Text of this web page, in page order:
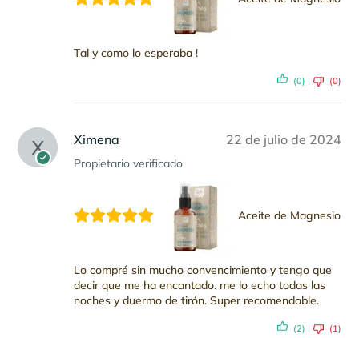
Tal y como lo esperaba !
(0) (0)
Ximena
Propietario verificado
22 de julio de 2024
Aceite de Magnesio
Lo compré sin mucho convencimiento y tengo que
decir que me ha encantado. me lo echo todas las
noches y duermo de tirón. Super recomendable.
(2) (1)